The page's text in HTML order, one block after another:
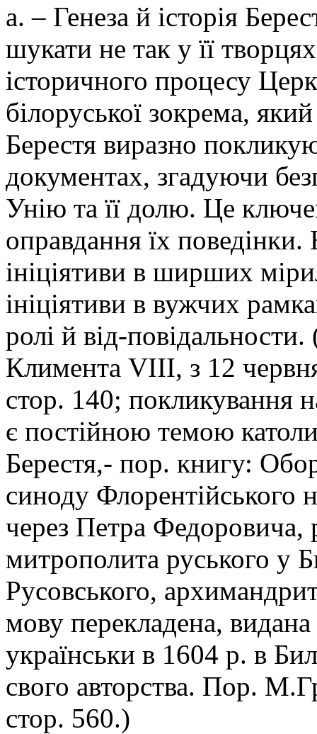
а. – Генеза й історія
шукати не так у її
історичного процесу
білоруської зокрема,
Берестя виразно
документах, згадуючи
Унію та її долю. Це
оправдання їх поведінки.
ініціятиви в ширших
ініціятиви в вужчих
ролі й від-
Климента VIII, з 12
стор. 140; покликування
є постійною темою
Берестя,- пор. книгу:
синоду Флорентійського
через Петра Федоровича,
митрополита руського у
Русовського,
мову перекладена,
українськи в 1604 р. в
свого авторства. Пор.
стор. 560.)